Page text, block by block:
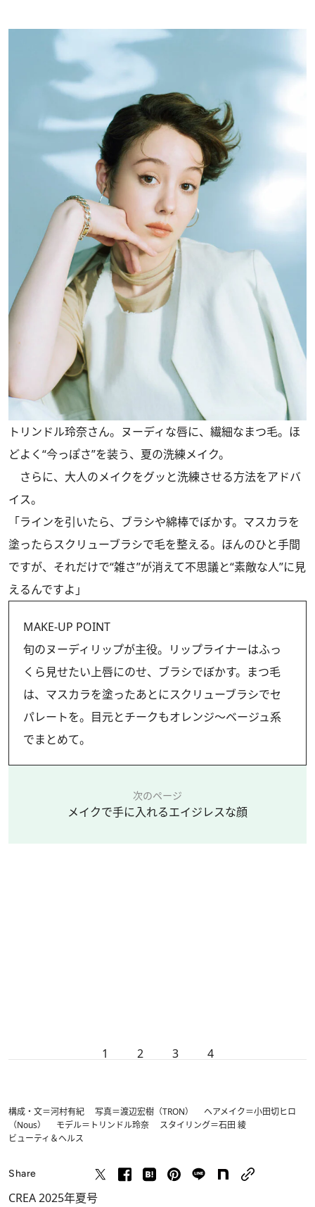
トリンドル玲奈さん。ヌーディな唇に、繊細なまつ毛。ほ
どよく“今っぽさ”を装う、夏の洗練メイク。
さらに、大人のメイクをグッと洗練させる方法をアドバ
イス。
「ラインを引いたら、ブラシや綿棒でぼかす。マスカラを
塗ったらスクリューブラシで毛を整える。ほんのひと手間
ですが、それだけで“雑さ”が消えて不思議と“素敵な人”に見
えるんですよ」
MAKE-UP POINT
旬のヌーディリップが主役。リップライナーはふっ
くら見せたい上唇にのせ、ブラシでぼかす。まつ毛
は、マスカラを塗ったあとにスクリューブラシでセ
パレートを。目元とチークもオレンジ～ベージュ系
でまとめて。
次のページ
メイクで手に入れるエイジレスな顔
1 2 3 4
構成・文＝河村有紀 写真＝渡辺宏樹（TRON） ヘアメイク＝小田切ヒロ
（Nous） モデル＝トリンドル玲奈 スタイリング＝石田 綾
ビューティ＆ヘルス
Share
CREA 2025年夏号